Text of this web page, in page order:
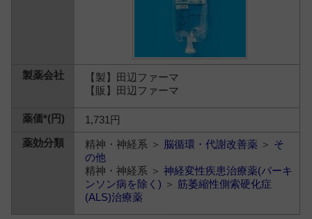
【製】田辺ファーマ
【販】田辺ファーマ
1,731円
精神・神経系 ＞ 脳循環・代謝改善薬 ＞ そ
の他
精神・神経系 ＞神経変性疾患治療薬(パーキ
ンソン病を除く) ＞ 筋萎縮性側索硬化症
(ALS)治療薬